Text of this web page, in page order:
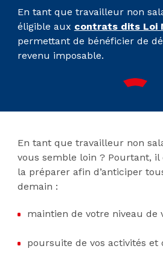
En tant que travailleur non
éligible aux contrats dits Loi
permettant de bénéficier de
revenu imposable.
En tant que travailleur non
vous semble loin ? Pourtant,
la préparer afin d’anticiper
demain :
maintien de votre niveau de
poursuite de vos activités et